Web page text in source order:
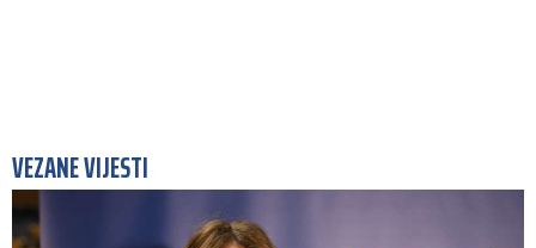
VEZANE VIJESTI